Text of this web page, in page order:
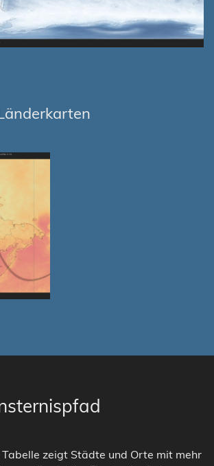
zeigt Städte und Orte mit mehr